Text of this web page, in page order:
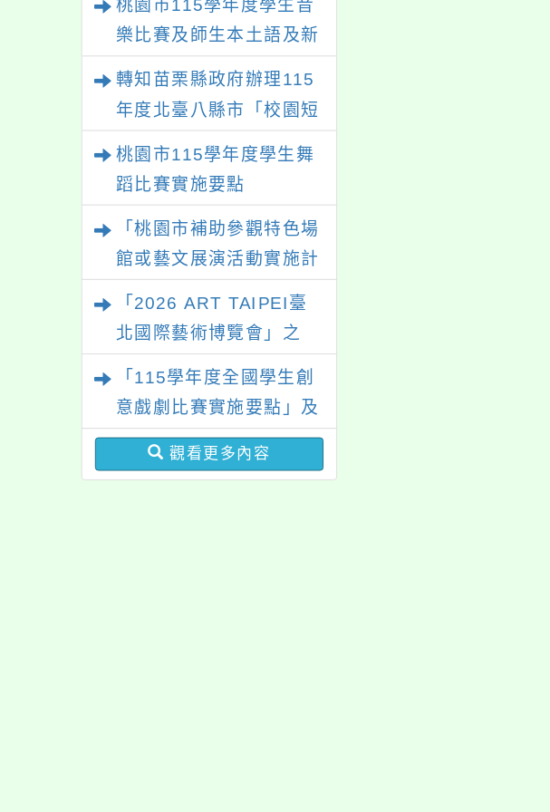
桃園市115學年度學生音
樂比賽及師生本土語及新
住民語歌謠比賽
轉知苗栗縣政府辦理115
年度北臺八縣市「校園短
桃園市115學年度學生舞
蹈比賽實施要點
「桃園市補助參觀特色場
館或藝文展演活動實施計
「2026 ART TAIPEI臺
北國際藝術博覽會」之
「115學年度全國學生創
意戲劇比賽實施要點」及
修正內容對照表
觀看更多內容